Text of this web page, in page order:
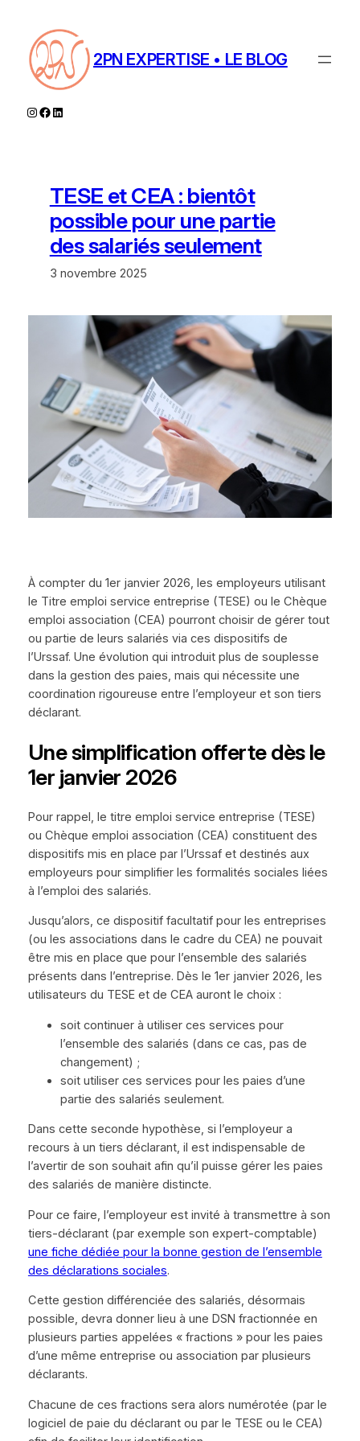
contenu
2PN EXPERTISE • LE BLOG
Instagram
Facebook
LinkedIn
TESE et CEA : bientôt
possible pour une partie
des salariés seulement
3 novembre 2025
À compter du 1er janvier 2026, les employeurs utilisant
le Titre emploi service entreprise (TESE) ou le Chèque
emploi association (CEA) pourront choisir de gérer tout
ou partie de leurs salariés via ces dispositifs de
l’Urssaf. Une évolution qui introduit plus de souplesse
dans la gestion des paies, mais qui nécessite une
coordination rigoureuse entre l’employeur et son tiers
déclarant.
Une simplification offerte dès le
1er janvier 2026
Pour rappel, le titre emploi service entreprise (TESE)
ou Chèque emploi association (CEA) constituent des
dispositifs mis en place par l’Urssaf et destinés aux
employeurs pour simplifier les formalités sociales liées
à l’emploi des salariés.
Jusqu’alors, ce dispositif facultatif pour les entreprises
(ou les associations dans le cadre du CEA) ne pouvait
être mis en place que pour l’ensemble des salariés
présents dans l’entreprise. Dès le 1er janvier 2026, les
utilisateurs du TESE et de CEA auront le choix :
soit continuer à utiliser ces services pour
l’ensemble des salariés (dans ce cas, pas de
changement) ;
soit utiliser ces services pour les paies d’une
partie des salariés seulement.
Dans cette seconde hypothèse, si l’employeur a
recours à un tiers déclarant, il est indispensable de
l’avertir de son souhait afin qu’il puisse gérer les paies
des salariés de manière distincte.
Pour ce faire, l’employeur est invité à transmettre à son
tiers-déclarant (par exemple son expert-comptable)
une fiche dédiée pour la bonne gestion de l’ensemble
des déclarations sociales.
Cette gestion différenciée des salariés, désormais
possible, devra donner lieu à une DSN fractionnée en
plusieurs parties appelées « fractions » pour les paies
d’une même entreprise ou association par plusieurs
déclarants.
Chacune de ces fractions sera alors numérotée (par le
logiciel de paie du déclarant ou par le TESE ou le CEA)